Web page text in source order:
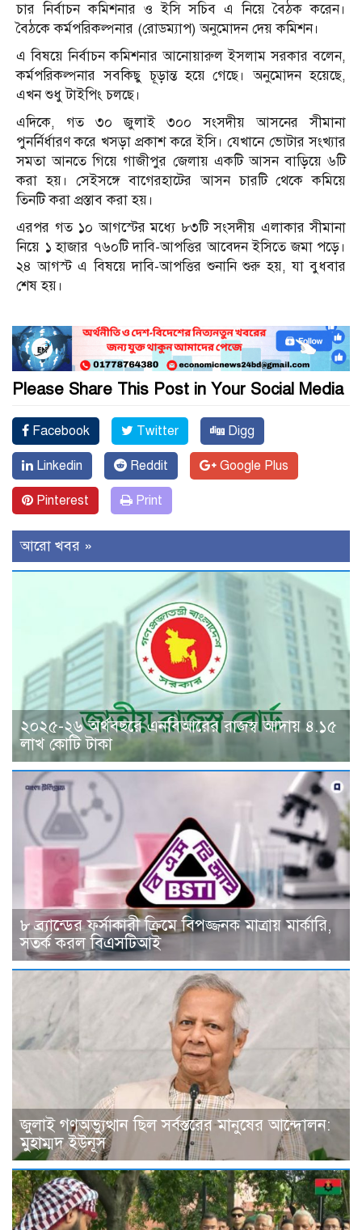
চার নির্বাচন কমিশনার ও ইসি সচিব এ নিয়ে বৈঠক করেন।
বৈঠকে কর্মপরিকল্পনার (রোডম্যাপ) অনুমোদন দেয় কমিশন।
এ বিষয়ে নির্বাচন কমিশনার আনোয়ারুল ইসলাম সরকার বলেন,
কর্মপরিকল্পনার সবকিছু চূড়ান্ত হয়ে গেছে। অনুমোদন হয়েছে,
এখন শুধু টাইপিং চলছে।
এদিকে, গত ৩০ জুলাই ৩০০ সংসদীয় আসনের সীমানা
পুনর্নির্ধারণ করে খসড়া প্রকাশ করে ইসি। যেখানে ভোটার সংখ্যার
সমতা আনতে গিয়ে গাজীপুর জেলায় একটি আসন বাড়িয়ে ৬টি
করা হয়। সেইসঙ্গে বাগেরহাটের আসন চারটি থেকে কমিয়ে
তিনটি করা প্রস্তাব করা হয়।
এরপর গত ১০ আগস্টের মধ্যে ৮৩টি সংসদীয় এলাকার সীমানা
নিয়ে ১ হাজার ৭৬০টি দাবি-আপত্তির আবেদন ইসিতে জমা পড়ে।
২৪ আগস্ট এ বিষয়ে দাবি-আপত্তির শুনানি শুরু হয়, যা বুধবার
শেষ হয়।
Please Share This Post in Your Social Media
Facebook Twitter Digg
Linkedin Reddit Google Plus
Pinterest Print
আরো খবর »
২০২৫-২৬ অর্থবছরে এনবিআরের রাজস্ব আদায় ৪.১৫
লাখ কোটি টাকা
৮ ব্র্যান্ডের ফর্সাকারী ক্রিমে বিপজ্জনক মাত্রায় মার্কারি,
সতর্ক করল বিএসটিআই
জুলাই গণঅভ্যুত্থান ছিল সর্বস্তরের মানুষের আন্দোলন:
মুহাম্মদ ইউনূস